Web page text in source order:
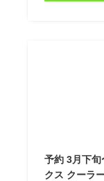
予約 3月下旬
クス クーラ